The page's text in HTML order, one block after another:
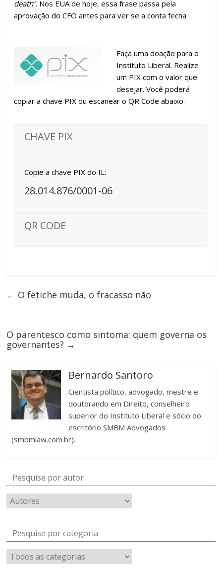
death“. Nos EUA de hoje, essa frase passa pela
aprovação do CFO antes para ver se a conta fecha.
Faça uma doação para o
Instituto Liberal. Realize
um PIX com o valor que
desejar. Você poderá
copiar a chave PIX ou escanear o QR Code abaixo:
CHAVE PIX
Copie a chave PIX do IL:
28.014.876/0001-06
QR CODE
← O fetiche muda, o fracasso não
O parentesco como sintoma: quem governa os
governantes? →
Bernardo Santoro
Cientista político, advogado, mestre e
doutorando em Direito, conselheiro
superior do Instituto Liberal e sócio do
escritório SMBM Advogados
(smbmlaw.com.br).
Pesquise por autor
Pesquise por categoria